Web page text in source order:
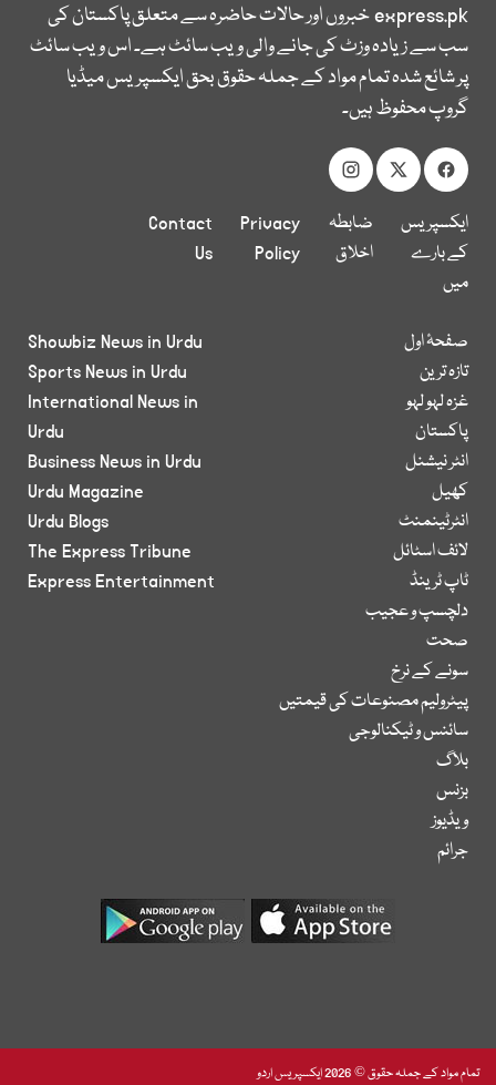
express.pkخبروں اور حالات حاضرہ سے متعلق پاکستان کی
سب سے زیادہ وزٹ کی جانے والی ویب سائٹ ہے۔ اس ویب سائٹ
پر شائع شدہ تمام مواد کے جملہ حقوق بحق ایکسپریس میڈیا
گروپ محفوظ ہیں۔
ایکسپریس
کے بارے
میں
ضابطہ
اخلاق
Privacy
Policy
Contact
Us
صفحۂ اول
تازہ ترین
غزہ لہو لہو
پاکستان
انٹر نیشنل
کھیل
انٹرٹینمنٹ
لائف اسٹائل
ٹاپ ٹرینڈ
دلچسپ و عجیب
صحت
سونے کے نرخ
پیٹرولیم مصنوعات کی قیمتیں
سائنس و ٹیکنالوجی
بلاگ
بزنس
ویڈیوز
جرائم
Showbiz News in Urdu
Sports News in Urdu
International News in
Urdu
Business News in Urdu
Urdu Magazine
Urdu Blogs
The Express Tribune
Express Entertainment
تمام مواد کے جملہ حقوق © 2026 ایکسپریس اردو